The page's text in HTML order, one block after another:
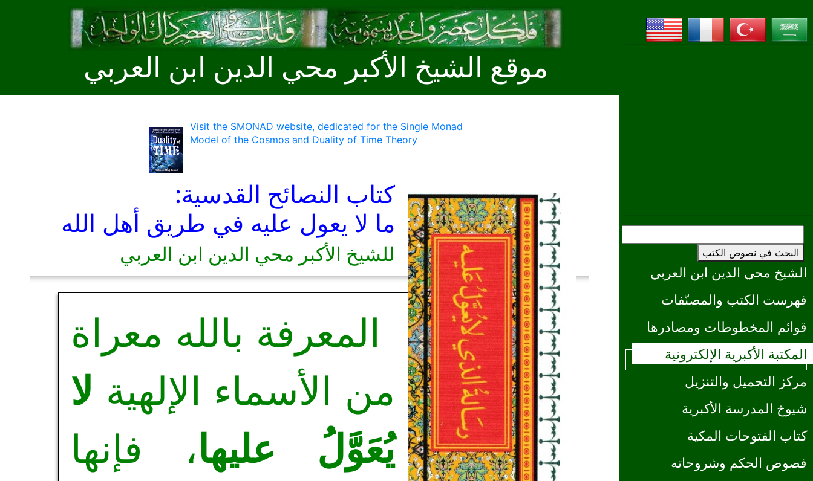
البحث في نصوص الكتب
الشيخ محي الدين ابن العربي
فهرست الكتب والمصنّفات
قوائم المخطوطات ومصادرها
المكتبة الأكبرية الإلكترونية
مركز التحميل والتنزيل
شيوخ المدرسة الأكبرية
كتاب الفتوحات المكية
فصوص الحكم وشروحاته
موقع الشيخ الأكبر محي الدين ابن العربي
Visit the SMONAD website, dedicated for the Single Monad
Model of the Cosmos and Duality of Time Theory
كتاب النصائح القدسية:
ما لا يعول عليه في طريق أهل الله
للشيخ الأكبر محي الدين ابن العربي
المعرفة بالله معراة
من الأسماء الإلهية لا
يُعَوَّلُ عليها، فإنها